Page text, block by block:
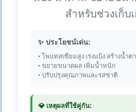
สำหรับช่วงเก็บ
✨ ประโยชน์เด่น:
• โพแทสเซียมสูง เร่งแป้ง สร้างน้ำต
• ขยายขนาดผล เพิ่มน้ำหนัก
• ปรับปรุงคุณภาพและรสชาติ
💎 เหตุผลที่ใช้คู่กัน: